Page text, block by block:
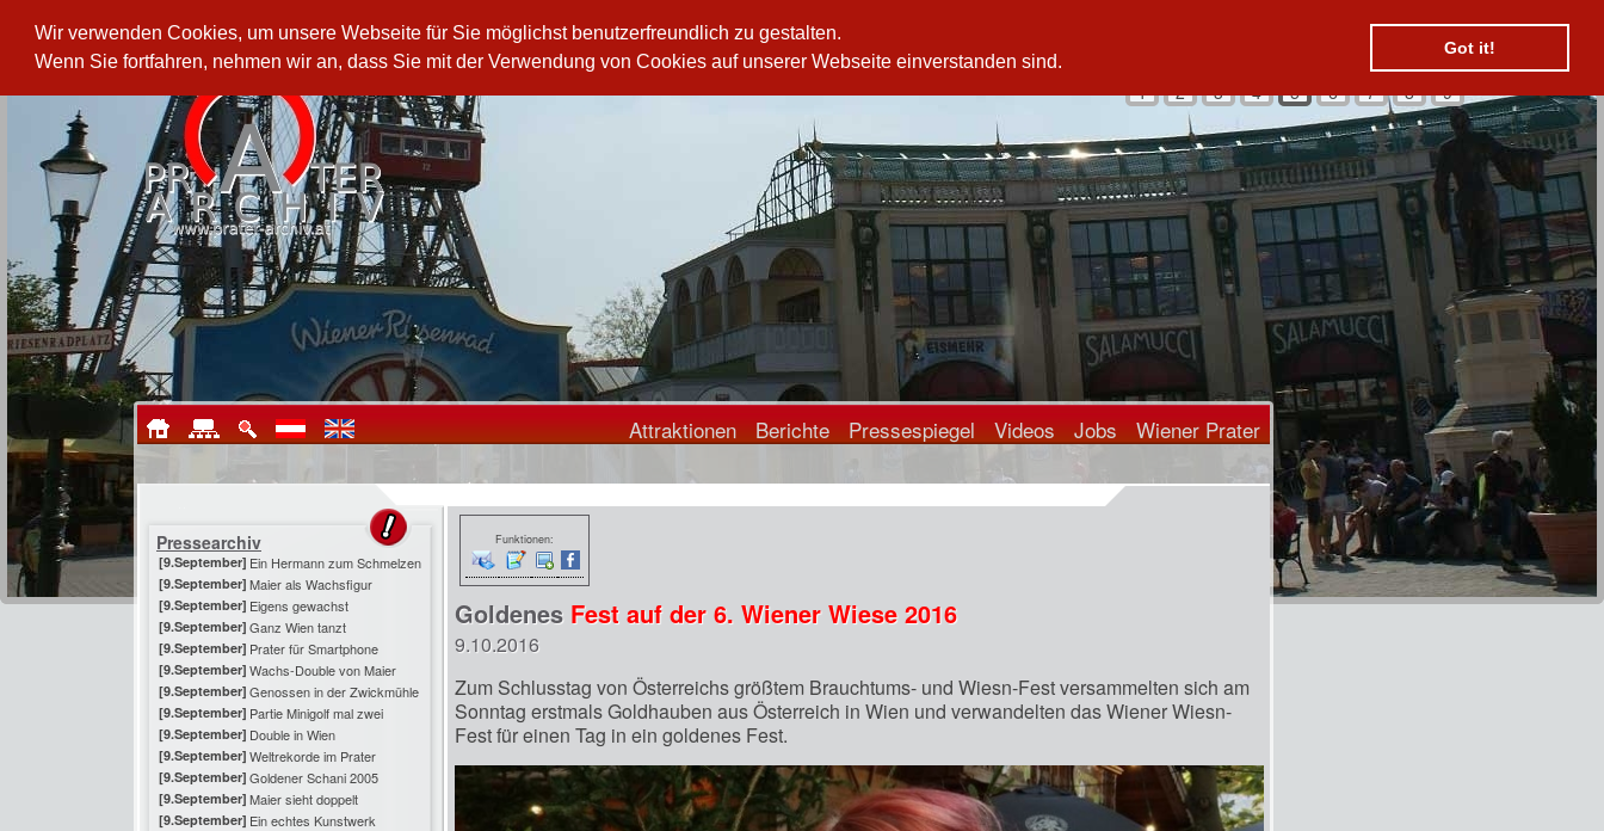
Wir verwenden Cookies, um unsere Webseite für Sie möglichst benutzerfreundlich zu gestalten.
Wenn Sie fortfahren, nehmen wir an, dass Sie mit der Verwendung von Cookies auf unserer Webseite einverstanden sind.
Got it!
Skull Rock - Fluch der Piraten
Die gefährlichsten Piraten der Welt erzählen sich vom Fluch, der auf dem Ort liegt .
9
8
7
6
5
4
3
2
1
Wiener Prater
Jobs
Videos
Pressespiegel
Berichte
Attraktionen
Pressearchiv
[9.September] Ein Hermann zum Schmelzen
[9.September] Maier als Wachsfigur
[9.September] Eigens gewachst
[9.September] Ganz Wien tanzt
[9.September] Prater für Smartphone
[9.September] Wachs-Double von Maier
[9.September] Genossen in der Zwickmühle
[9.September] Partie Minigolf mal zwei
[9.September] Double in Wien
[9.September] Weltrekorde im Prater
[9.September] Goldener Schani 2005
[9.September] Maier sieht doppelt
[9.September] Ein echtes Kunstwerk
Funktionen:
Goldenes Fest auf der 6. Wiener Wiese 2016
9.10.2016
Zum Schlusstag von Österreichs größtem Brauchtums- und Wiesn-Fest versammelten sich am
Sonntag erstmals Goldhauben aus Österreich in Wien und verwandelten das Wiener Wiesn-
Fest für einen Tag in ein goldenes Fest.